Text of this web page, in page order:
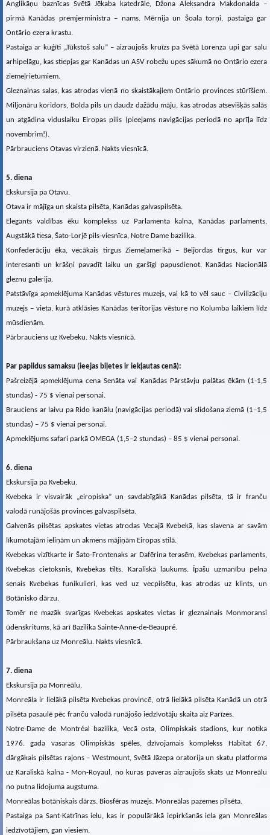
Anglikāņu baznīcas Svētā Jēkaba katedrāle, Džona Aleksandra Makdonalda –
pirmā Kanādas premjerministra – nams. Mērnija un Šoala torņi, pastaiga gar
Ontārio ezera krastu.
Pastaiga ar kuģīti „Tūkstoš salu” – aizraujošs kruīzs pa Svētā Lorenza upi gar salu
arhipelāgu, kas stiepjas gar Kanādas un ASV robežu upes sākumā no Ontārio ezera
ziemeļrietumiem.
Gleznainas salas, kas atrodas vienā no skaistākajiem Ontārio provinces stūrīšiem.
Miljonāru koridors, Bolda pils un daudz dažādu māju, kas atrodas atsevišķās salās
un atgādina viduslaiku Eiropas pilis (pieejams navigācijas periodā no aprīļa līdz
novembrim!).
Pārbrauciens Otavas virzienā. Nakts viesnīcā.
5. diena
Ekskursija pa Otavu.
Otava ir mājīga un skaista pilsēta, Kanādas galvaspilsēta.
Elegants valdības ēku komplekss uz Parlamenta kalna, Kanādas parlaments,
Augstākā tiesa, Šato-Lorjē pils-viesnīca, Notre Dame bazilika.
Konfederāciju ēka, vecākais tirgus Ziemeļamerikā – Beijordas tirgus, kur var
interesanti un krāšņi pavadīt laiku un garšīgi papusdienot. Kanādas Nacionālā
gleznu galerija.
Patstāvīga apmeklējuma Kanādas vēstures muzejs, vai kā to vēl sauc – Civilizāciju
muzejs – vieta, kurā atklāsies Kanādas teritorijas vēsture no Kolumba laikiem līdz
mūsdienām.
Pārbrauciens uz Kvebeku. Nakts viesnīcā.
Par papildus samaksu (ieejas biļetes ir iekļautas cenā):
Pašreizējā apmeklējuma cena Senāta vai Kanādas Pārstāvju palātas ēkām (1-1,5
stundas) - 75 $ vienai personai.
Brauciens ar laivu pa Rido kanālu (navigācijas periodā) vai slidošana ziemā (1–1,5
stundas) – 75 $ vienai personai.
Apmeklējums safari parkā OMEGA (1,5–2 stundas) – 85 $ vienai personai.
6. diena
Ekskursija pa Kvebeku.
Kvebeka ir visvairāk „eiropiska” un savdabīgākā Kanādas pilsēta, tā ir franču
valodā runājošās provinces galvaspilsēta.
Galvenās pilsētas apskates vietas atrodas Vecajā Kvebekā, kas slavena ar savām
līkumotajām ieliņām un akmens mājiņām Eiropas stilā.
Kvebekas vizītkarte ir Šato-Frontenaks ar Dafērina terasēm, Kvebekas parlaments,
Kvebekas cietoksnis, Kvebekas tilts, Karaliskā laukums. Īpašu uzmanību pelna
senais Kvebekas funikulieri, kas ved uz vecpilsētu, kas atrodas uz klints, un
Botānisko dārzu.
Tomēr ne mazāk svarīgas Kvebekas apskates vietas ir gleznainais Monmoransi
ūdenskritums, kā arī Bazilika Sainte-Anne-de-Beaupré.
Pārbraukšana uz Monreālu. Nakts viesnīcā.
7. diena
Ekskursija pa Monreālu.
Monreāla ir lielākā pilsēta Kvebekas provincē, otrā lielākā pilsēta Kanādā un otrā
pilsēta pasaulē pēc franču valodā runājošo iedzīvotāju skaita aiz Parīzes.
Notre-Dame de Montréal bazilika, Vecā osta, Olimpiskais stadions, kur notika
1976. gada vasaras Olimpiskās spēles, dzīvojamais komplekss Habitat 67,
dārgākais pilsētas rajons – Westmount, Svētā Jāzepa oratorija un skatu platforma
uz Karaliskā kalna - Mon-Royaul, no kuras paveras aizraujošs skats uz Monreālu
no putna lidojuma augstuma.
Monreālas botāniskais dārzs. Biosfēras muzejs. Monreālas pazemes pilsēta.
Pastaiga pa Sant-Katrīnas ielu, kas ir populārākā iepirkšanās iela gan Monreālas
iedzīvotājiem, gan viesiem.